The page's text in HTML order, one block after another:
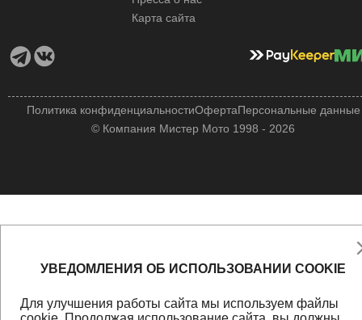
Карта сайта
© Компания Мистер Мото 1998 - 2026
Политика конфиденциальностиОфертаПерсональные данные
УВЕДОМЛЕНИЯ ОБ ИСПОЛЬЗОВАНИИ COOKIE
Для улучшения работы сайта мы используем файлы